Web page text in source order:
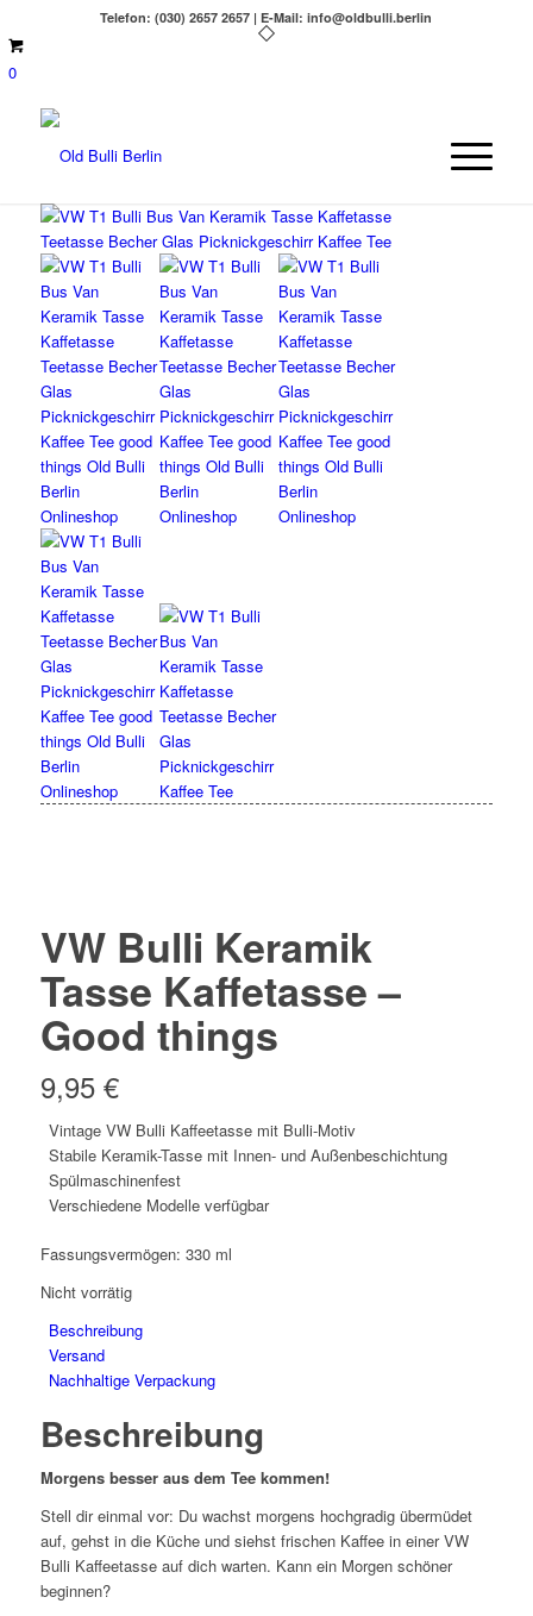
Telefon: (030) 2657 2657 | E-Mail: info@oldbulli.berlin
0
VW Bulli Keramik
Tasse Kaffetasse –
Good things
9,95 €
Vintage VW Bulli Kaffeetasse mit Bulli-Motiv
Stabile Keramik-Tasse mit Innen- und Außenbeschichtung
Spülmaschinenfest
Verschiedene Modelle verfügbar
Fassungsvermögen: 330 ml
Nicht vorrätig
Beschreibung
Versand
Nachhaltige Verpackung
Beschreibung
Morgens besser aus dem Tee kommen!
Stell dir einmal vor: Du wachst morgens hochgradig übermüdet
auf, gehst in die Küche und siehst frischen Kaffee in einer VW
Bulli Kaffeetasse auf dich warten. Kann ein Morgen schöner
beginnen?